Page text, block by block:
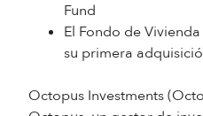
Fund
El Fondo de
su primera
Octopus Investments